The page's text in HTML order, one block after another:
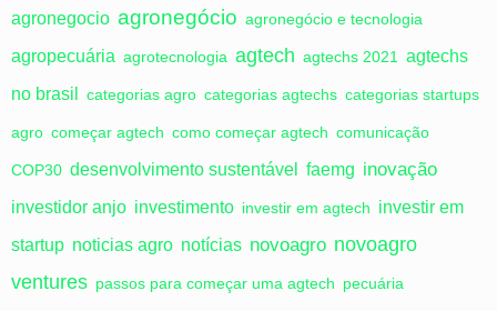
agronegocio agronegócio agronegócio e tecnologia
agropecuária agrotecnologia agtech agtechs 2021
agtechs
no brasil
categorias agro categorias agtechs categorias startups
agro começar agtech como começar agtech comunicação
COP30 desenvolvimento sustentável faemg inovação
investidor anjo investimento investir em agtech investir em
startup noticias agro notícias novoagro novoagro
ventures passos para começar uma agtech pecuária